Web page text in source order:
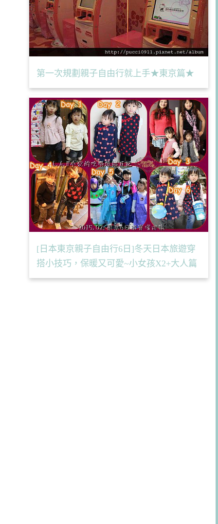
第一次規劃親子自由行就上手★東京篇★
[日本東京親子自由行6日]冬天日本旅遊穿
搭小技巧，保暖又可愛~小女孩X2+大人篇